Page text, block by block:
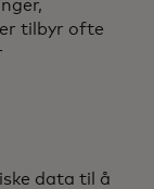
tilbyr ofte
data til å